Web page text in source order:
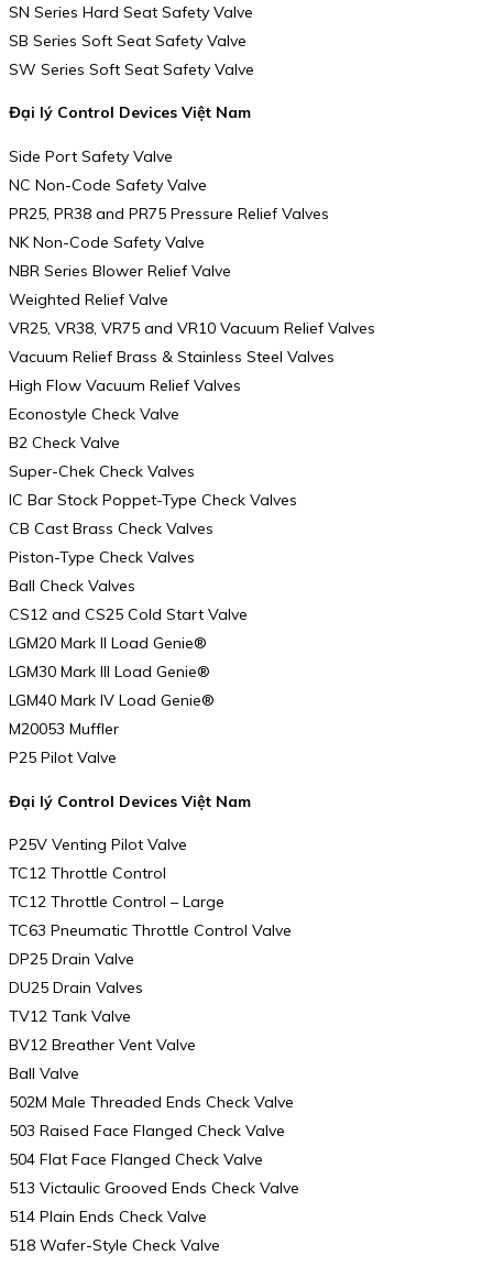
SN Series Hard Seat Safety Valve
SB Series Soft Seat Safety Valve
SW Series Soft Seat Safety Valve
Đại lý Control Devices Việt Nam
Side Port Safety Valve
NC Non-Code Safety Valve
PR25, PR38 and PR75 Pressure Relief Valves
NK Non-Code Safety Valve
NBR Series Blower Relief Valve
Weighted Relief Valve
VR25, VR38, VR75 and VR10 Vacuum Relief Valves
Vacuum Relief Brass & Stainless Steel Valves
High Flow Vacuum Relief Valves
Econostyle Check Valve
B2 Check Valve
Super-Chek Check Valves
IC Bar Stock Poppet-Type Check Valves
CB Cast Brass Check Valves
Piston-Type Check Valves
Ball Check Valves
CS12 and CS25 Cold Start Valve
LGM20 Mark II Load Genie®
LGM30 Mark III Load Genie®
LGM40 Mark IV Load Genie®
M20053 Muffler
P25 Pilot Valve
Đại lý Control Devices Việt Nam
P25V Venting Pilot Valve
TC12 Throttle Control
TC12 Throttle Control – Large
TC63 Pneumatic Throttle Control Valve
DP25 Drain Valve
DU25 Drain Valves
TV12 Tank Valve
BV12 Breather Vent Valve
Ball Valve
502M Male Threaded Ends Check Valve
503 Raised Face Flanged Check Valve
504 Flat Face Flanged Check Valve
513 Victaulic Grooved Ends Check Valve
514 Plain Ends Check Valve
518 Wafer-Style Check Valve